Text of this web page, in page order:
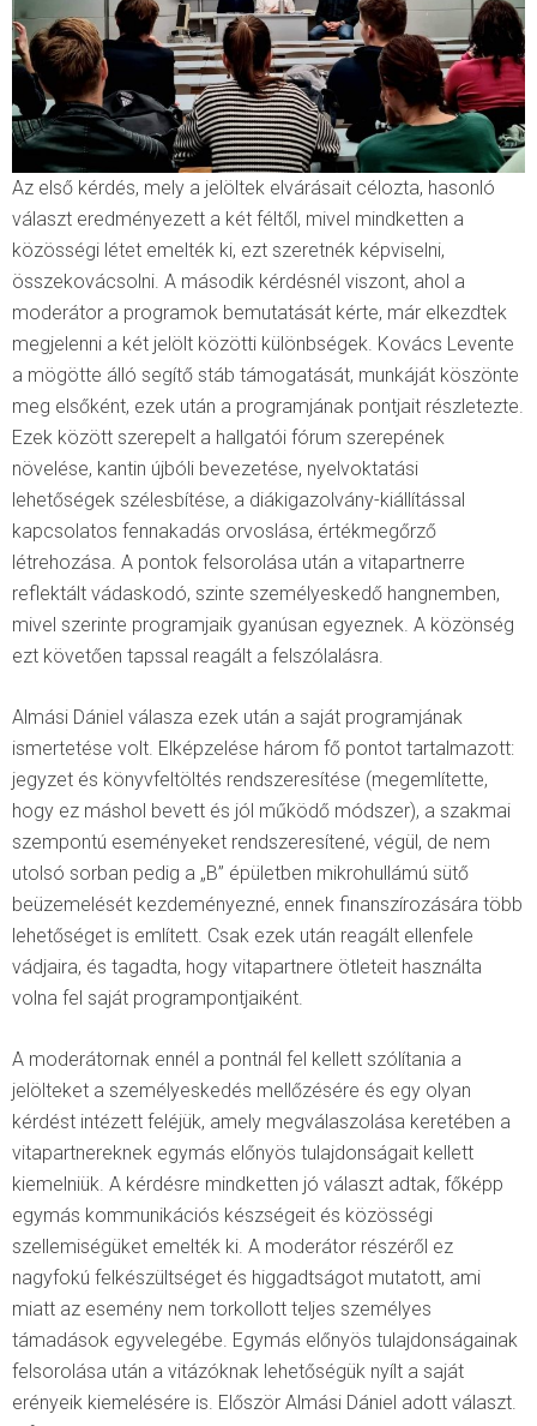
Az első kérdés, mely a jelöltek elvárásait célozta, hasonló
választ eredményezett a két féltől, mivel mindketten a
közösségi létet emelték ki, ezt szeretnék képviselni,
összekovácsolni. A második kérdésnél viszont, ahol a
moderátor a programok bemutatását kérte, már elkezdtek
megjelenni a két jelölt közötti különbségek. Kovács Levente
a mögötte álló segítő stáb támogatását, munkáját köszönte
meg elsőként, ezek után a programjának pontjait részletezte.
Ezek között szerepelt a hallgatói fórum szerepének
növelése, kantin újbóli bevezetése, nyelvoktatási
lehetőségek szélesbítése, a diákigazolvány-kiállítással
kapcsolatos fennakadás orvoslása, értékmegőrző
létrehozása. A pontok felsorolása után a vitapartnerre
reflektált vádaskodó, szinte személyeskedő hangnemben,
mivel szerinte programjaik gyanúsan egyeznek. A közönség
ezt követően tapssal reagált a felszólalásra.
Almási Dániel válasza ezek után a saját programjának
ismertetése volt. Elképzelése három fő pontot tartalmazott:
jegyzet és könyvfeltöltés rendszeresítése (megemlítette,
hogy ez máshol bevett és jól működő módszer), a szakmai
szempontú eseményeket rendszeresítené, végül, de nem
utolsó sorban pedig a „B” épületben mikrohullámú sütő
beüzemelését kezdeményezné, ennek finanszírozására több
lehetőséget is említett. Csak ezek után reagált ellenfele
vádjaira, és tagadta, hogy vitapartnere ötleteit használta
volna fel saját programpontjaiként.
A moderátornak ennél a pontnál fel kellett szólítania a
jelölteket a személyeskedés mellőzésére és egy olyan
kérdést intézett feléjük, amely megválaszolása keretében a
vitapartnereknek egymás előnyös tulajdonságait kellett
kiemelniük. A kérdésre mindketten jó választ adtak, főképp
egymás kommunikációs készségeit és közösségi
szellemiségüket emelték ki. A moderátor részéről ez
nagyfokú felkészültséget és higgadtságot mutatott, ami
miatt az esemény nem torkollott teljes személyes
támadások egyvelegébe. Egymás előnyös tulajdonságainak
felsorolása után a vitázóknak lehetőségük nyílt a saját
erényeik kiemelésére is. Először Almási Dániel adott választ.